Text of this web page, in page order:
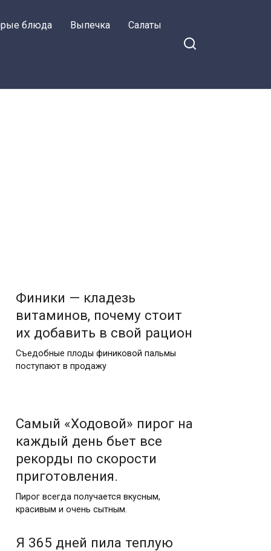
блюда Выпечка Салаты
Финики — кладезь
витаминов, почему стоит
их добавить в свой рацион
Съедобные плоды финиковой пальмы
поступают в продажу
​​​​​​​​Самый «Ходовой» пирог на
каждый день бьет все
рекорды по скорости
приготовления.
Пирог всегда получается вкусным,
красивым и очень сытным.
Я 365 дней пила теплую